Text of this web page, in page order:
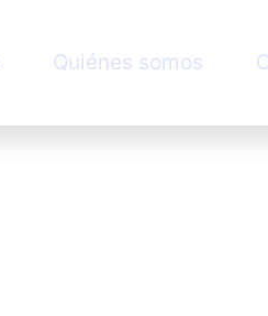
Quiénes somos